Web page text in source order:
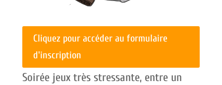
Cliquez pour accéder au formulaire
d'inscription
Soirée jeux très stressante, entre un